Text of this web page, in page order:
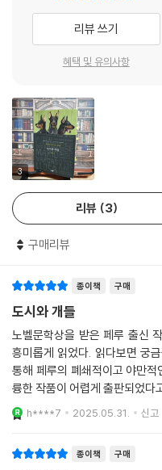
다. 이 사건으로 생도 전원에게
외출금지를 견디지 못한 리카
다. 얼마 후 군사훈련 도중에 총
예가 실추될까봐 조사도 없이
군사학교는 소년을 훌륭한 성인
기관이다. 그러나 학교에 갓 입
상급생의 폭행과 그것을 묵인하
식의 법칙이 지배하는 곳이고,
살아가는 법을 익혀야만 한다.
들은 처벌이라는 명목으로 학생
안에서 폭력으로 만들어진 계급
자연스레 약자를 착취하며 살
재규어는 모두에게 명령하는 자
학생들이 폭력에 시달리는 내내
아니라 총기 사고가 일어나자,
학교의 명성과 자신의 출셋길을
은 학생의 부모가 자식과 만나
막음하기까지 한다. 절차와 규범
밀려나고 만다.
계급과 물리적 힘이 지배하는 ‘개
- 디아리우 드 노티시아스
리뷰 쓰기
혜택 및 유의사항
3
리뷰 3
구매리뷰
종이책 구매
도시와 개들
노벨문학상을 받은 페루 출신
흥미롭게 읽었다. 읽다보면 궁
통해 페루의 폐쇄적이고 야만
륭한 작품이 어렵게 출판되었다
작품을 시작으로 여러 라틴아메
h****7 2025.05.31. 신고
종이책 구매